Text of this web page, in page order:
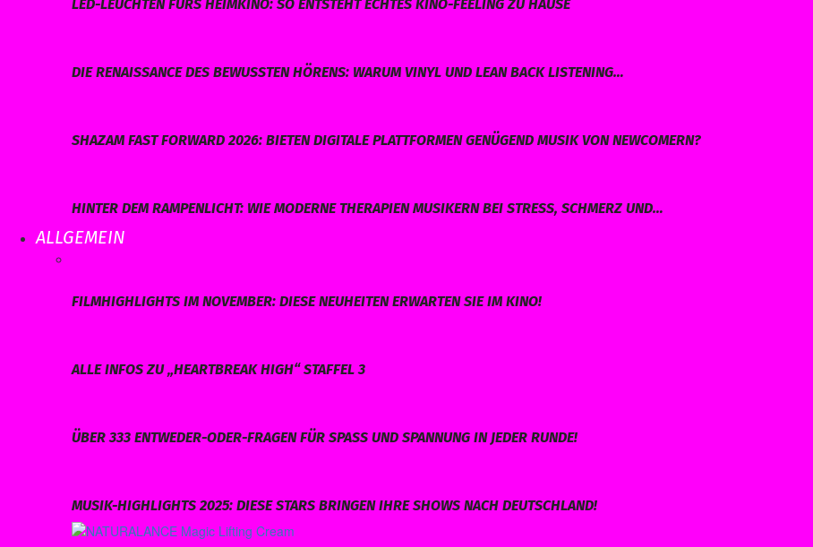
LED-LEUCHTEN FÜRS HEIMKINO: SO ENTSTEHT ECHTES KINO-FEELING ZU HAUSE
DIE RENAISSANCE DES BEWUSSTEN HÖRENS: WARUM VINYL UND LEAN BACK LISTENING…
SHAZAM FAST FORWARD 2026: BIETEN DIGITALE PLATTFORMEN GENÜGEND MUSIK VON NEWCOMERN?
HINTER DEM RAMPENLICHT: WIE MODERNE THERAPIEN MUSIKERN BEI STRESS, SCHMERZ UND…
ALLGEMEIN
FILMHIGHLIGHTS IM NOVEMBER: DIESE NEUHEITEN ERWARTEN SIE IM KINO!
ALLE INFOS ZU „HEARTBREAK HIGH“ STAFFEL 3
ÜBER 333 ENTWEDER-ODER-FRAGEN FÜR SPASS UND SPANNUNG IN JEDER RUNDE!
MUSIK-HIGHLIGHTS 2025: DIESE STARS BRINGEN IHRE SHOWS NACH DEUTSCHLAND!